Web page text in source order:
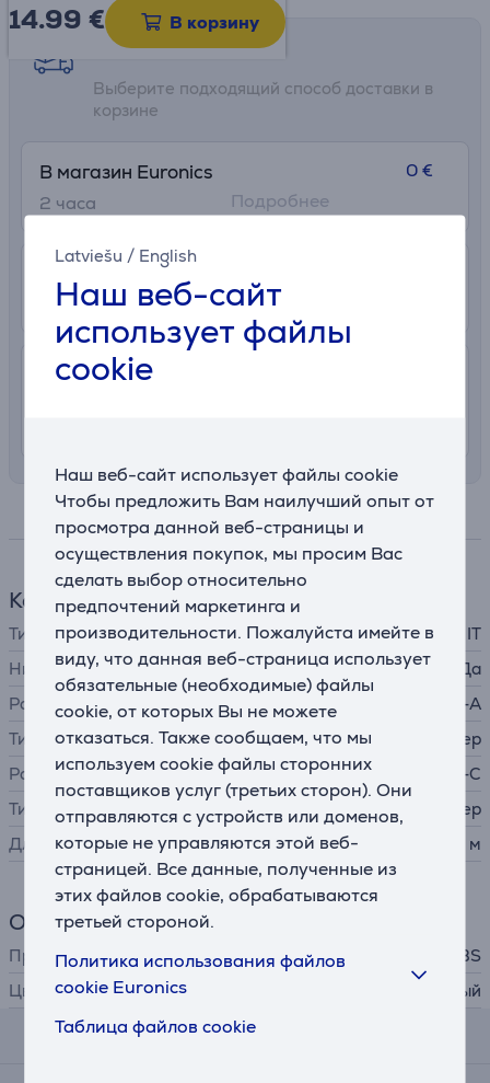
Latviešu / English
Наш веб-сайт
использует файлы
cookie
Наш веб-сайт использует файлы cookie
Чтобы предложить Вам наилучший опыт от
просмотра данной веб-страницы и
осуществления покупок, мы просим Вас
сделать выбор относительно
предпочтений маркетинга и
производительности. Пожалуйста имейте в
виду, что данная веб-страница использует
обязательные (необходимые) файлы
cookie, от которых Вы не можете
отказаться. Также сообщаем, что мы
используем cookie файлы сторонних
поставщиков услуг (третьих сторон). Они
отправляются с устройств или доменов,
которые не управляются этой веб-
страницей. Все данные, полученные из
этих файлов cookie, обрабатываются
третьей стороной.
Политика использования файлов
cookie Euronics
Таблица файлов cookie
14.99 € В корзину
Возможности доставки
Выберите подходящий способ доставки в
корзине
В магазин Euronics
2 часa
0 €
Подробнее
В почтовый автомат
12. - 17. августа
Доставка с заносом на територии
Спецификация
Кабель
Тип кабеля / адаптера
IT
Никелированные контакты
Да
Разъем A
USB-A
Тип коннектора А
штекер
Разъем B
USB-C
Тип коннектора B
штекер
Длина
1,5 м
Общий параметр
Производитель
SBS
Цвет
серый